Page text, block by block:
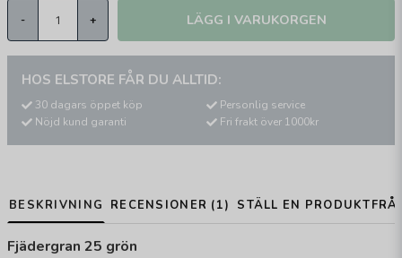
- + LÄGG I VARUKORGEN
HOS ELSTORE FÅR DU ALLTID:
30 dagars öppet köp
Nöjd kund garanti
Personlig service
Fri frakt över 1000kr
BESKRIVNING RECENSIONER (1) STÄLL EN
Fjädergran 25 grön